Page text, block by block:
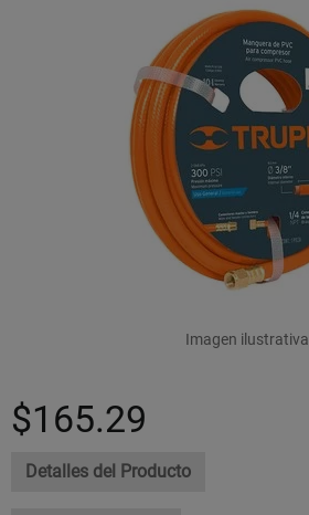
Imagen ilustrativa
$165.29
Detalles del Producto